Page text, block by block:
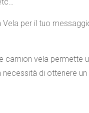
Vela per il tuo
camion vela permette
di ottenere